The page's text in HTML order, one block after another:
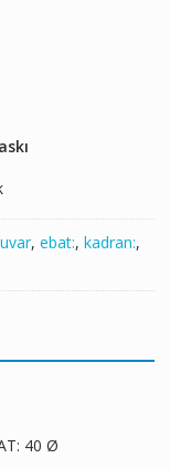
, ebat:, kadran:,
40 Ø